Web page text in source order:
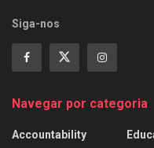
Siga-nos
Navegar por categoria
Accountability